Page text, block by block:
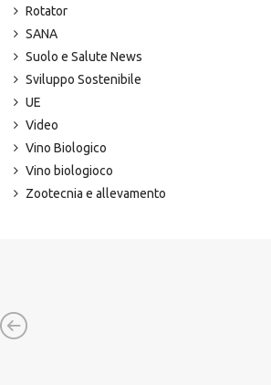
Rotator
SANA
Suolo e Salute News
Sviluppo Sostenibile
UE
Video
Vino Biologico
Vino biologioco
Zootecnia e allevamento